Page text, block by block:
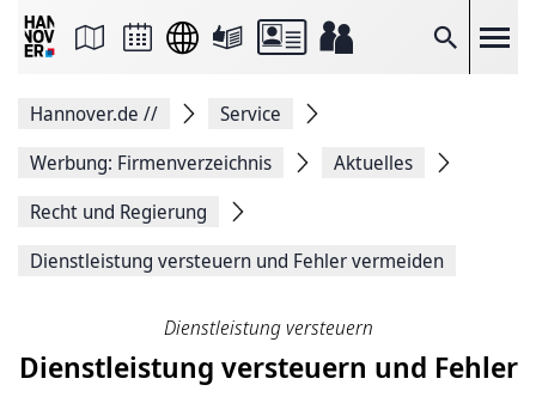
Suche
Seite
Facebook
teilen
Seitenlink
Seite
Hannover.de //
Service
Werbung: Firmenverzeichnis
Aktuelles
Recht und Regierung
Dienstleistung versteuern und Fehler vermeiden
Dienstleistung versteuern
Dienstleistung versteuern und Fehler